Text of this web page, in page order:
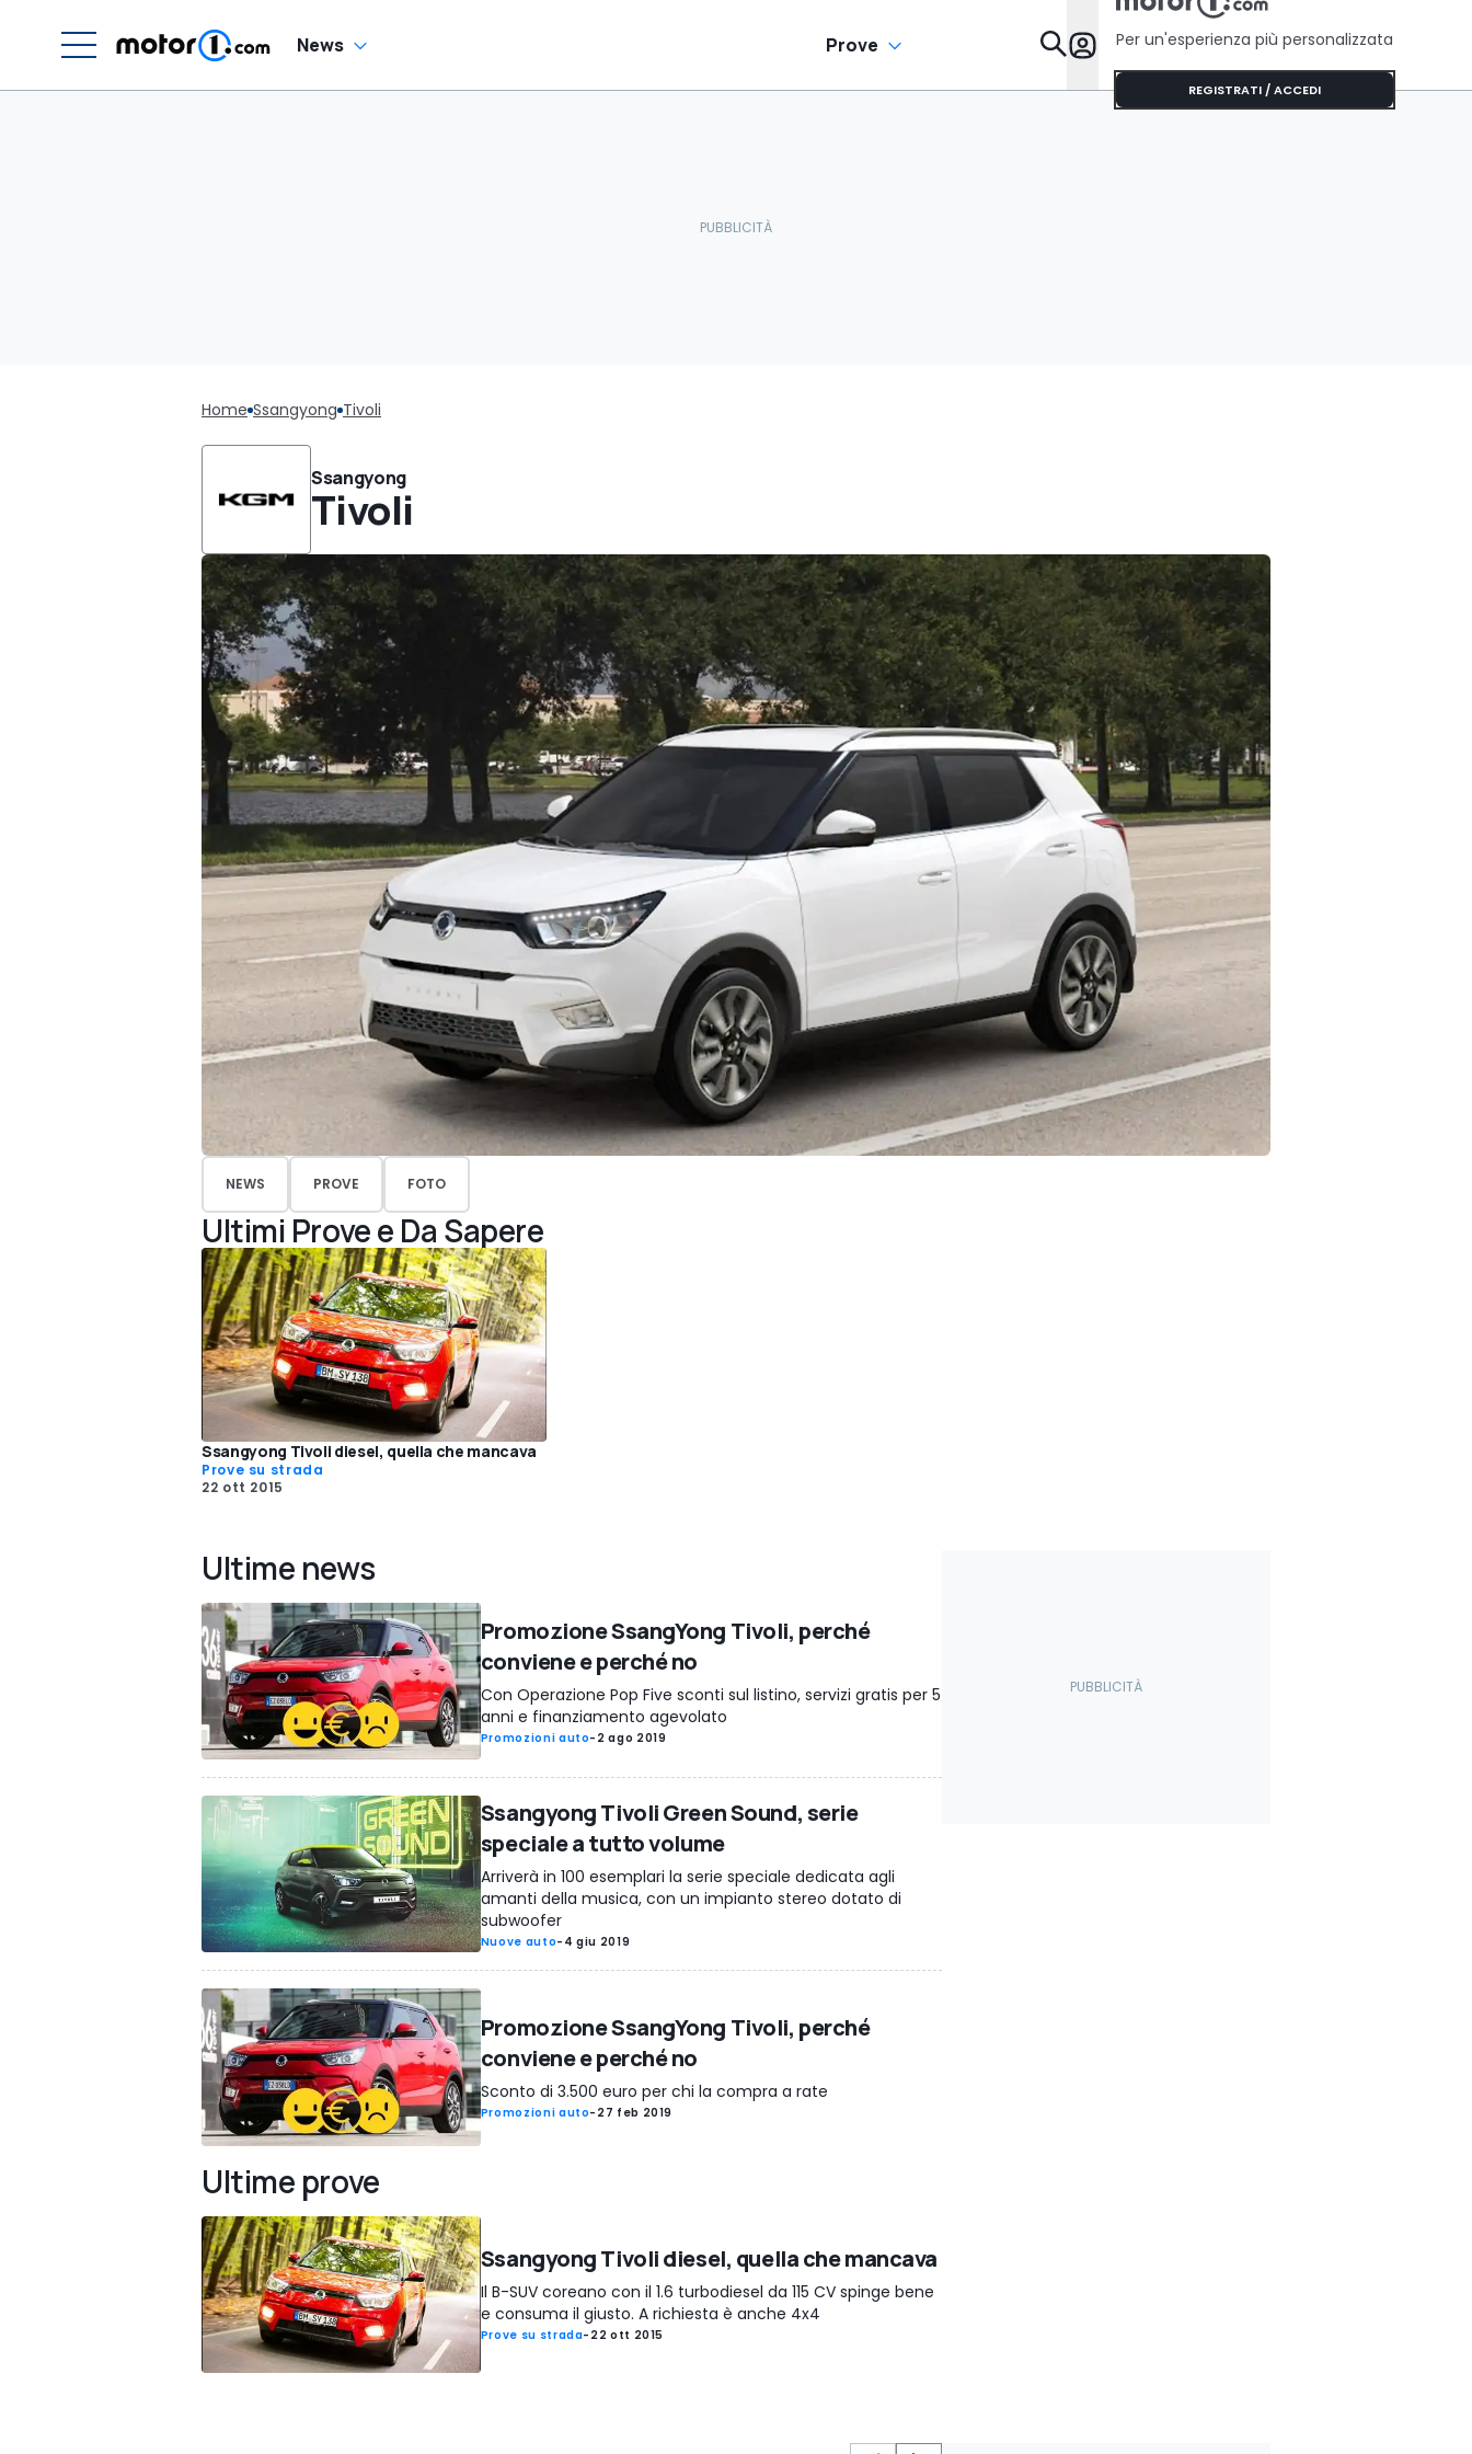
News Prove Da Sapere
Per un'esperienza più personalizzata
REGISTRATI / ACCEDI
Home Ssangyong Tivoli
Ssangyong
Tivoli
NEWS PROVE FOTO
Ultimi Prove e Da Sapere
Ssangyong Tivoli diesel, quella che mancava
Prove su strada
22 ott 2015
Ultime news
Promozione SsangYong Tivoli, perché
conviene e perché no
Con Operazione Pop Five sconti sul listino, servizi gratis per 5
anni e finanziamento agevolato
Promozioni auto- 2 ago 2019
Ssangyong Tivoli Green Sound, serie
speciale a tutto volume
Arriverà in 100 esemplari la serie speciale dedicata agli
amanti della musica, con un impianto stereo dotato di
subwoofer
Nuove auto- 4 giu 2019
Promozione SsangYong Tivoli, perché
conviene e perché no
Sconto di 3.500 euro per chi la compra a rate
Promozioni auto- 27 feb 2019
Ultime prove
Ssangyong Tivoli diesel, quella che mancava
Il B-SUV coreano con il 1.6 turbodiesel da 115 CV spinge bene
e consuma il giusto. A richiesta è anche 4x4
Prove su strada- 22 ott 2015